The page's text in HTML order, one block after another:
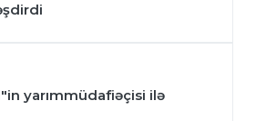
yarımmüdafiəçisi ilə